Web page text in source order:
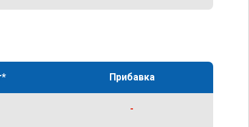
Прибавка
-